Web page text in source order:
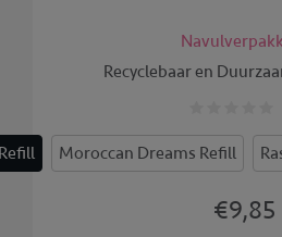
Recyclebaar en
Moroccan Dreams Refill
€9,85